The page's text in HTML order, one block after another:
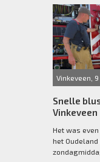
Vinkeveen,
Snelle
Vinkeveen
Het was
het